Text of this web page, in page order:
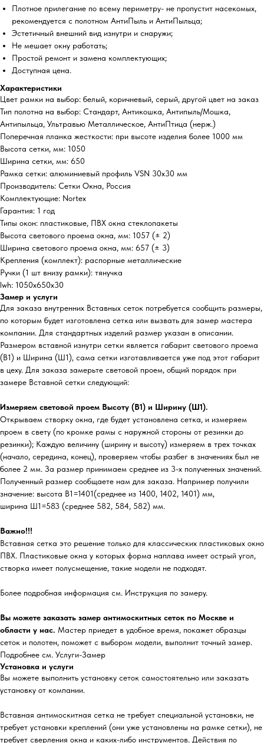
Плотное прилегание по всему периметру- не пропустит насекомых,
рекомендуется с полотном АнтиПыль и АнтиПыльца;
Эстетичный внешний вид изнутри и снаружи;
Не мешает окну работать;
Простой ремонт и замена комплектующих;
Доступная цена.
Характеристики
Цвет рамки на выбор: белый, коричневый, серый, другой цвет на заказ
Тип полотна на выбор: Стандарт, Антикошка, Антипыль/Мошка,
Антипыльца, Ультравью Металлическое, АнтиПтица (нерж.)
Поперечная планка жесткости: при высоте изделия более 1000 мм
Высота сетки, мм: 1050
Ширина сетки, мм: 650
Рамка сетки: алюминиевый профиль VSN 30х30 мм
Производитель: Сетки Окна, Россия
Комплектующие: Nortex
Гарантия: 1 год
Типы окон: пластиковые, ПВХ окна стеклопакеты
Высота светового проема окна, мм: 1057 (± 2)
Ширина светового проема окна, мм: 657 (± 3)
Крепления (комплект): распорные металлические
Ручки (1 шт внизу рамки): тянучка
lwh: 1050x650x30
Замер и услуги
Для заказа внутренних Вставных сеток потребуется сообщить размеры,
по которым будет изготовлена сетка или вызвать для замер мастера
компании. Для стандартных изделий размер указан в описании.
Размером вставной изнутри сетки является габарит светового проема
(В1) и Ширина (Ш1), сама сетки изготавливается уже под этот габарит
в цеху. Для заказа замерьте световой проем, общий порядок при
замере Вставной сетки следующий:
Измеряем световой проем Высоту (В1) и Ширину (Ш1).
Открываем створку окна, где будет установлена сетка, и измеряем
проем в свету (по кромке рамы с наружной стороны от резинки до
резинки); Каждую величину (ширину и высоту) измеряем в трех точках
(начало, середина, конец), проверяем чтобы разбег в значениях был не
более 2 мм. За размер принимаем среднее из 3-х полученных значений.
Полученный размер сообщаете нам для заказа. Например получили
значение: высота В1=1401(среднее из 1400, 1402, 1401) мм,
ширина Ш1=583 (среднее 582, 584, 582) мм.
Важно!!!
Вставная сетка это решение только для классических пластиковых окно
ПВХ. Пластиковые окна у которых форма наплава имеет острый угол,
створка имеет полусмещение, такие модели не подходят.
Более подробная информация см. Инструкция по замеру.
Вы можете заказать замер антимоскитных сеток по Москве и
области у нас. Мастер приедет в удобное время, покажет образцы
сеток и полотен, поможет с выбором модели, выполнит точный замер.
Подробнее см. Услуги-Замер
Установка и услуги
Вы можете выполнить установку сеток самостоятельно или заказать
установку от компании.
Вставная антимоскитная сетка не требует специальной установки, не
требует установки креплений (они уже установлены на рамке сетки), не
требует сверления окна и каких-либо инструментов. Действия по